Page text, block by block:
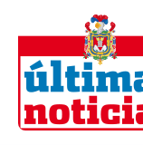
contenido